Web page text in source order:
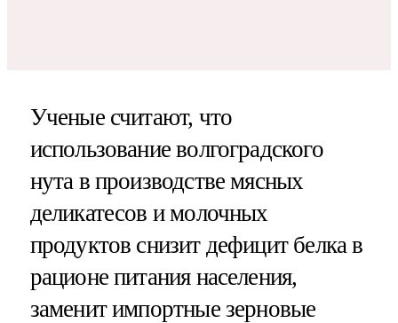
Ученые считают, что
использование волгоградского
нута в производстве мясных
деликатесов и молочных
продуктов снизит дефицит белка в
рационе питания населения,
заменит импортные зерновые